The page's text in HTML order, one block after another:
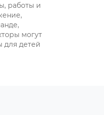
работы и
могут
для детей